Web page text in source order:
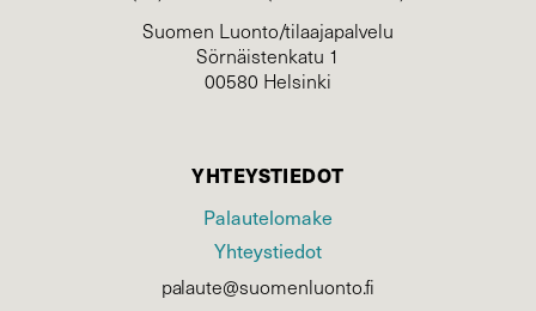
Suomen Luonto/tilaajapalvelu
Sörnäistenkatu 1
00580 Helsinki
YHTEYSTIEDOT
Palautelomake
Yhteystiedot
palaute@suomenluonto.fi